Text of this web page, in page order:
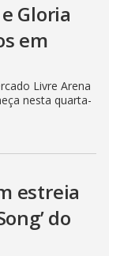
Gloria
em
Livre Arena
nesta quarta-
estreia
do